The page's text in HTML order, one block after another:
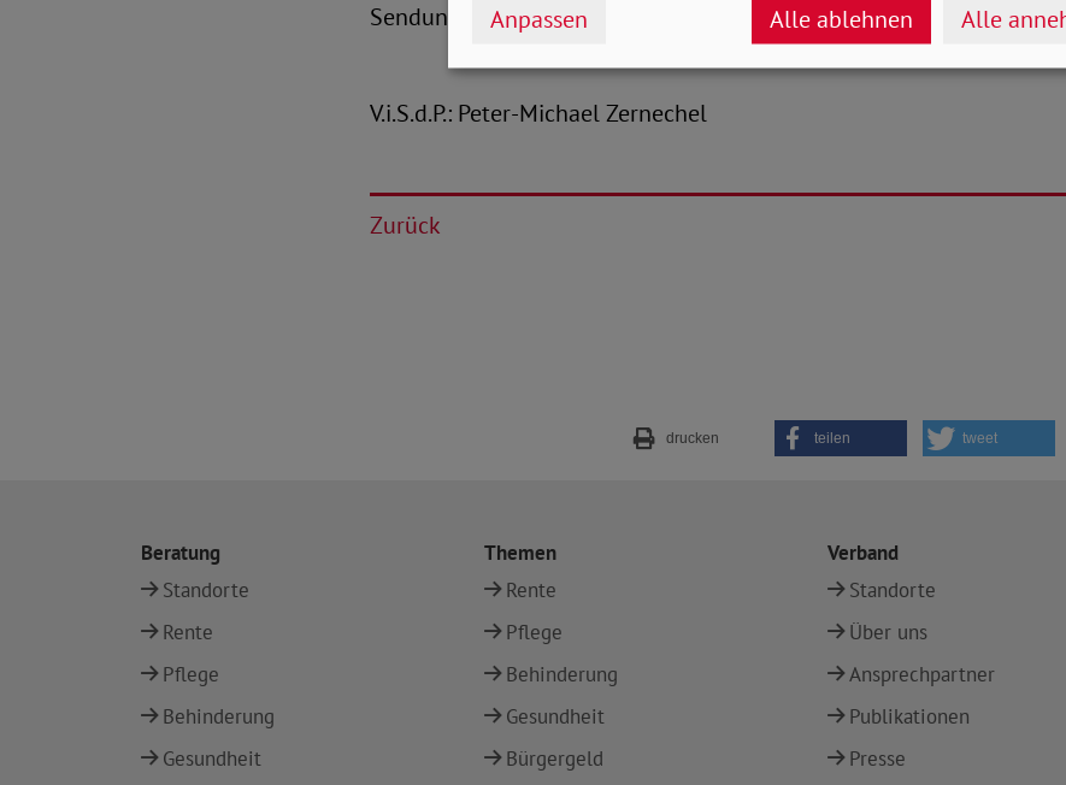
Sendung zum „Gleichstellungsmonat März“ finden Sie
HIER.
V.i.S.d.P.: Peter-Michael Zernechel
Zurück
drucken teilen tweet
Beratung
Standorte
Rente
Pflege
Behinderung
Gesundheit
Themen
Rente
Pflege
Behinderung
Gesundheit
Bürgergeld
Verband
Standorte
Über uns
Ansprechpartner
Publikationen
Presse
Anpassen Alle ablehnen Alle